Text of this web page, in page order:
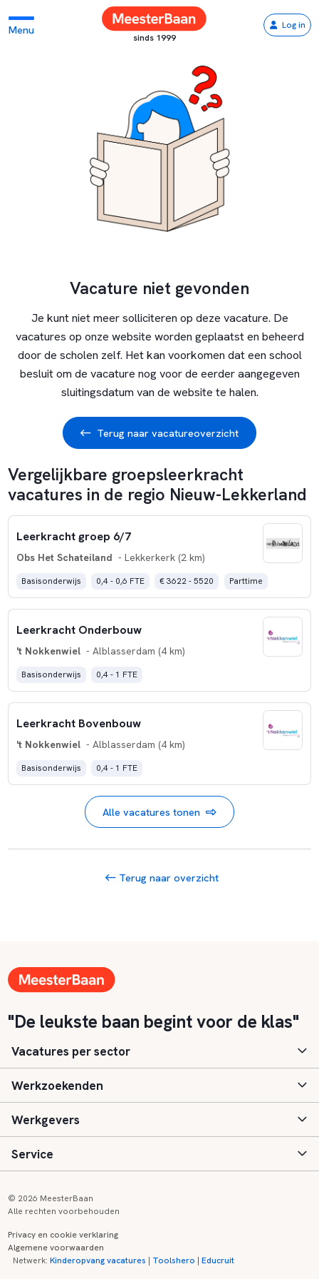
Menu
sinds 1999
Log in
Vacature niet gevonden
Je kunt niet meer solliciteren op deze vacature. De
vacatures op onze website worden geplaatst en beheerd
door de scholen zelf. Het kan voorkomen dat een school
besluit om de vacature nog voor de eerder aangegeven
sluitingsdatum van de website te halen.
Terug naar vacatureoverzicht
Vergelijkbare groepsleerkracht
vacatures in de regio Nieuw-Lekkerland
Leerkracht groep 6/7
Obs Het Schateiland - Lekkerkerk (2 km)
Basisonderwijs 0,4 - 0,6 FTE € 3622 - 5520 Parttime
Leerkracht Onderbouw
't Nokkenwiel - Alblasserdam (4 km)
Basisonderwijs 0,4 - 1 FTE
Leerkracht Bovenbouw
't Nokkenwiel - Alblasserdam (4 km)
Basisonderwijs 0,4 - 1 FTE
Alle vacatures tonen
Terug naar overzicht
"De leukste baan begint voor de klas"
Vacatures per sector
Basisonderwijs
Speciaal (basis) onderwijs
Voortgezet onderwijs
Kinderopvang
Werkzoekenden
Aanmelden
Vacatures
Zij-instroom informatie
Werkgevers
Inloggen
Registreren
Service
Onderwijs links
© 2026 MeesterBaan
Alle rechten voorbehouden
Privacy en cookie verklaring
Algemene voorwaarden
Netwerk:Kinderopvang vacatures | Toolshero |Educruit